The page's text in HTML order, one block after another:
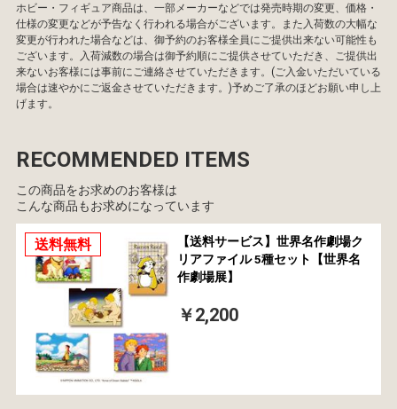
ホビー・フィギュア商品は、一部メーカーなどでは発売時期の変更、価格・
仕様の変更などが予告なく行われる場合がございます。また入荷数の大幅な
変更が行われた場合などは、御予約のお客様全員にご提供出来ない可能性も
ございます。入荷減数の場合は御予約順にご提供させていただき、ご提供出
来ないお客様には事前にご連絡させていただきます。(ご入金いただいている
場合は速やかにご返金させていただきます。)予めご了承のほどお願い申し上
げます。
RECOMMENDED ITEMS
この商品をお求めのお客様は
こんな商品もお求めになっています
送料無料
【送料サービス】世界名作劇場ク
リアファイル 5種セット【世界名
作劇場展】
￥2,200